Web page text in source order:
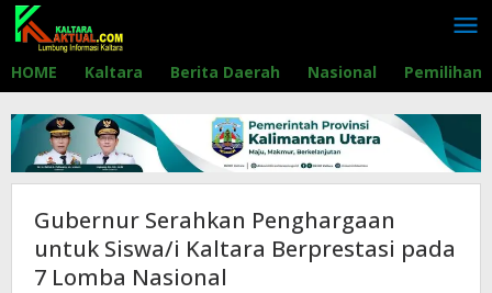
Lewati
konten
HOME Kaltara Berita Daerah Nasional Pemilihan
Gubernur Serahkan Penghargaan
untuk Siswa/i Kaltara Berprestasi pada
7 Lomba Nasional